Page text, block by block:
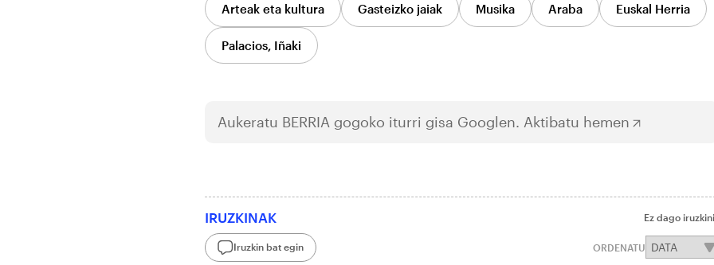
Arteak eta kultura Gasteizko jaiak Musika Araba Euskal Herria
Palacios, Iñaki
Aukeratu BERRIA gogoko iturri gisa Googlen. Aktibatu hemen
IRUZKINAK Ez dago
Iruzkin bat egin ORDENATU